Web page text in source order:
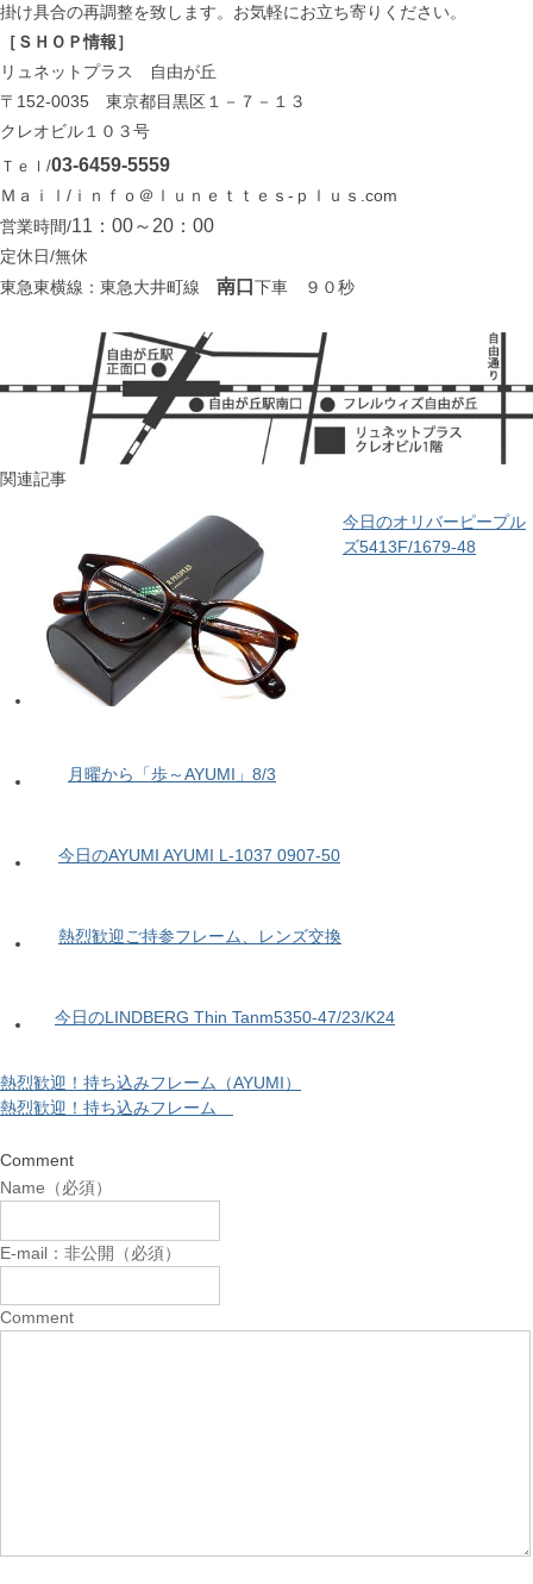
掛け具合の再調整を致します。お気軽にお立ち寄りください。
［ＳＨＯＰ情報］
リュネットプラス 自由が丘
〒152-0035 東京都目黒区１－７－１３
クレオビル１０３号
Ｔｅｌ/03-6459-5559
Ｍａｉｌ/ｉｎｆｏ＠ｌｕｎｅｔｔｅｓ-ｐｌｕｓ.com
営業時間/11：00～20：00
定休日/無休
東急東横線：東急大井町線 南口 下車 ９０秒
関連記事
今日のオリバーピープル
ズ5413F/1679-48
月曜から「歩～AYUMI」8/3
今日のAYUMI AYUMI L-1037 0907-50
熱烈歓迎ご持参フレーム、レンズ交換
今日のLINDBERG Thin Tanm5350-47/23/K24
熱烈歓迎！持ち込みフレーム（AYUMI）
熱烈歓迎！持ち込みフレーム
Comment
Name（必須）
E-mail：非公開（必須）
Comment